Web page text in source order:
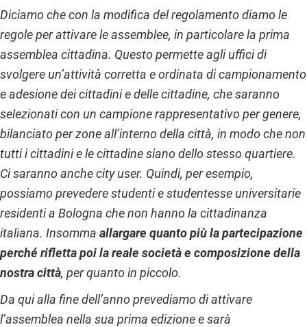
Diciamo che con la modifica del regolamento diamo le
regole per attivare le assemblee, in particolare la prima
assemblea cittadina. Questo permette agli uffici di
svolgere un’attività corretta e ordinata di campionamento
e adesione dei cittadini e delle cittadine, che saranno
selezionati con un campione rappresentativo per genere,
bilanciato per zone all’interno della città, in modo che non
tutti i cittadini e le cittadine siano dello stesso quartiere.
Ci saranno anche city user. Quindi, per esempio,
possiamo prevedere studenti e studentesse universitarie
residenti a Bologna che non hanno la cittadinanza
italiana. Insomma allargare quanto più la partecipazione
perché rifletta poi la reale società e composizione della
nostra città, per quanto in piccolo.
Da qui alla fine dell’anno prevediamo di attivare
l’assemblea nella sua prima edizione e sarà